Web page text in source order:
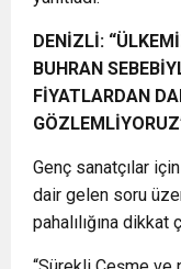
DENİZLİ:
BUHRAN
FİYATLARDAN
Genç sanatçılar
dair gelen soru
pahalılığına